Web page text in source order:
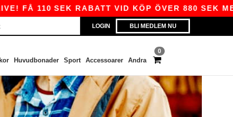
SEK RABATT VID KÖP ÖVER 880 SEK MED
LOGIN BLI MEDLEM NU
0
Huvudbonader Sport Accessoarer Andra